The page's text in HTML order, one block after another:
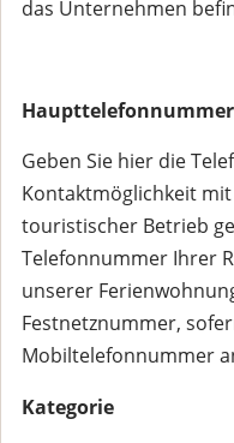
das Unternehmen
Geben Sie hier die
Kontaktmöglichkeit
touristischer Betrieb
Telefonnummer Ihrer
unserer
Festnetznummer,
Mobiltelefonnummer
Kategorie